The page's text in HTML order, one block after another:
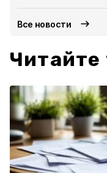
Все новости